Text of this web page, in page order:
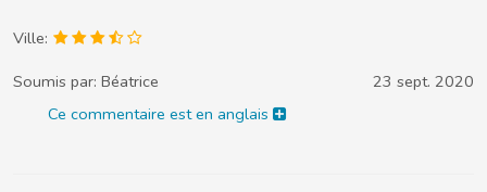
Ville:
Soumis par: Béatrice
23 sept. 2020
Ce commentaire est en anglais